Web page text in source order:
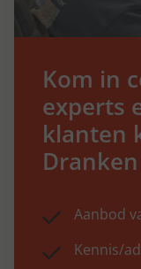
Kom in
experts
klanten
Dranken
Aanbod
Kennis/